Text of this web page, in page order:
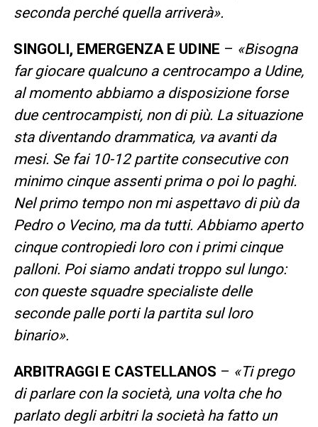
seconda perché quella arriverà».
SINGOLI, EMERGENZA E UDINE – «Bisogna
far giocare qualcuno a centrocampo a Udine,
al momento abbiamo a disposizione forse
due centrocampisti, non di più. La situazione
sta diventando drammatica, va avanti da
mesi. Se fai 10-12 partite consecutive con
minimo cinque assenti prima o poi lo paghi.
Nel primo tempo non mi aspettavo di più da
Pedro o Vecino, ma da tutti. Abbiamo aperto
cinque contropiedi loro con i primi cinque
palloni. Poi siamo andati troppo sul lungo:
con queste squadre specialiste delle
seconde palle porti la partita sul loro
binario».
ARBITRAGGI E CASTELLANOS – «Ti prego
di parlare con la società, una volta che ho
parlato degli arbitri la società ha fatto un